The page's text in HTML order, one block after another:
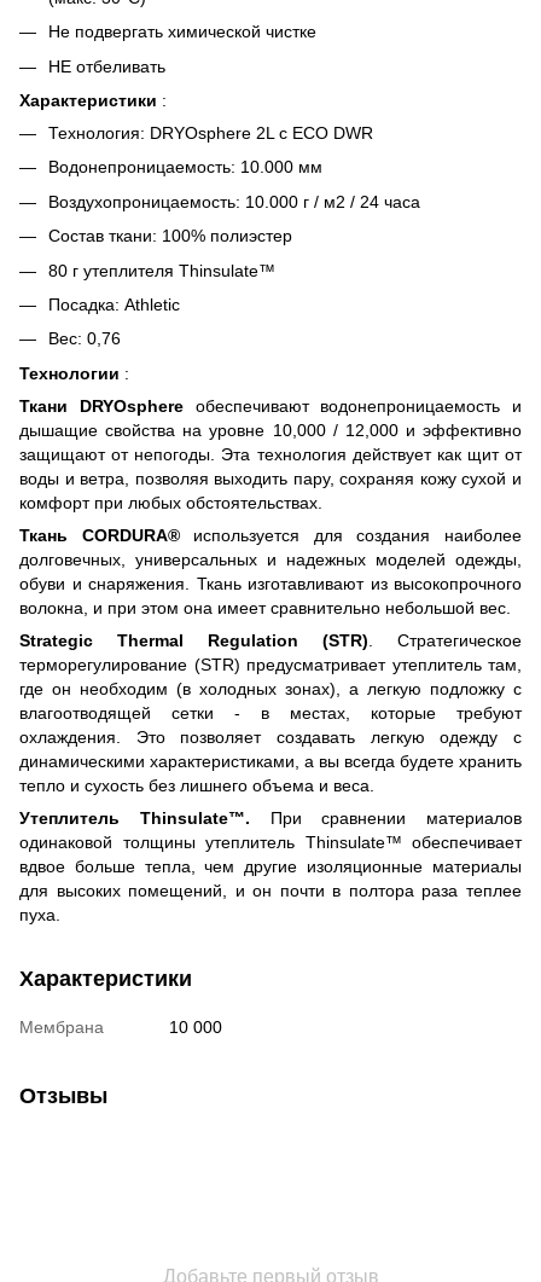
Не подвергать химической чистке
НЕ отбеливать
Характеристики :
Технология: DRYOsphere 2L с ECO DWR
Водонепроницаемость: 10.000 мм
Воздухопроницаемость: 10.000 г / м2 / 24 часа
Состав ткани: 100% полиэстер
80 г утеплителя Thinsulate™
Посадка: Athletic
Вес: 0,76
Технологии :
Ткани DRYOsphereобеспечивают водонепроницаемость и
дышащие свойства на уровне 10,000 / 12,000 и эффективно
защищают от непогоды. Эта технология действует как щит от
воды и ветра, позволяя выходить пару, сохраняя кожу сухой и
комфорт при любых обстоятельствах.
Ткань CORDURA®используется для создания наиболее
долговечных, универсальных и надежных моделей одежды,
обуви и снаряжения. Ткань изготавливают из высокопрочного
волокна, и при этом она имеет сравнительно небольшой вес.
Strategic Thermal Regulation (STR) . Стратегическое
терморегулирование (STR) предусматривает утеплитель там,
где он необходим (в холодных зонах), а легкую подложку с
влагоотводящей сетки - в местах, которые требуют
охлаждения. Это позволяет создавать легкую одежду с
динамическими характеристиками, а вы всегда будете хранить
тепло и сухость без лишнего объема и веса.
Утеплитель Thinsulate™. При сравнении материалов
одинаковой толщины утеплитель Thinsulate™ обеспечивает
вдвое больше тепла, чем другие изоляционные материалы
для высоких помещений, и он почти в полтора раза теплее
пуха.
Характеристики
Мембрана 10 000
Отзывы
Добавьте первый отзыв